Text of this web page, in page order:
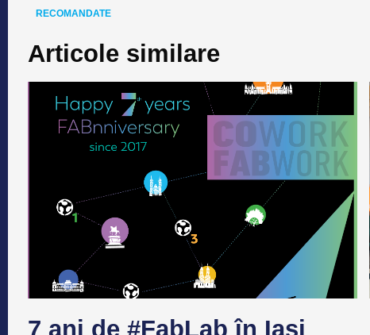
RECOMANDATE
Articole similare
7 ani de #FabLab în Iași